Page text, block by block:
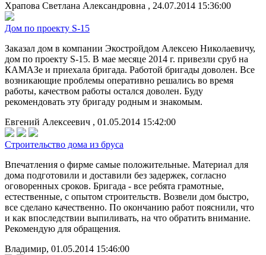
Храпова Светлана Александровна , 24.07.2014 15:36:00
Дом по проекту S-15
Заказал дом в компании Экостройдом Алексею Николаевичу,
дом по проекту S-15. В мае месяце 2014 г. привезли сруб на
КАМАЗе и приехала бригада. Работой бригады доволен. Все
возникающие проблемы оперативно решались во время
работы, качеством работы остался доволен. Буду
рекомендовать эту бригаду родным и знакомым.
Евгений Алексеевич , 01.05.2014 15:42:00
Строительство дома из бруса
Впечатления о фирме самые положительные. Материал для
дома подготовили и доставили без задержек, согласно
оговоренных сроков. Бригада - все ребята грамотные,
естественные, с опытом строительств. Возвели дом быстро,
все сделано качественно. По окончанию работ пояснили, что
и как впоследствии выпиливать, на что обратить внимание.
Рекомендую для обращения.
Владимир, 01.05.2014 15:46:00